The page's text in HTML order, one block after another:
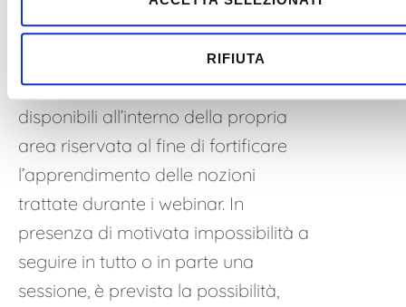
RIFIUTA
giorno dallo svolgimento delle
lezioni, i video e le dispense
formative saranno sempre
disponibili all’interno della propria
area riservata al fine di fortificare
l’apprendimento delle nozioni
trattate durante i webinar. In
presenza di motivata impossibilità a
seguire in tutto o in parte una
sessione, è prevista la possibilità,